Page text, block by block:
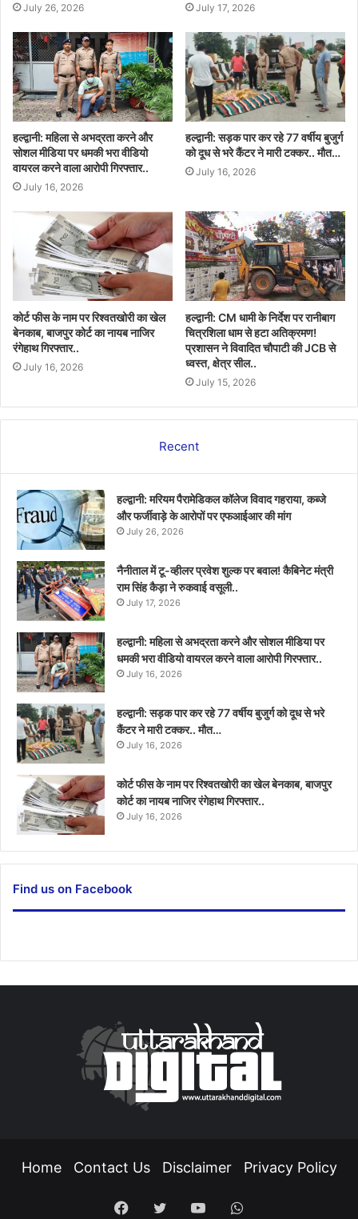
July 26, 2026 July 17, 2026
हल्द्वानी: महिला से अभद्रता करने और
सोशल मीडिया पर धमकी भरा वीडियो
वायरल करने वाला आरोपी गिरफ्तार..
July 16, 2026
हल्द्वानी: सड़क पार कर रहे 77 वर्षीय बुजुर्ग
को दूध से भरे कैंटर ने मारी टक्कर.. मौत…
July 16, 2026
कोर्ट फीस के नाम पर रिश्वतखोरी का खेल
बेनकाब, बाजपुर कोर्ट का नायब नाजिर
रंगेहाथ गिरफ्तार..
July 16, 2026
हल्द्वानी: CM धामी के निर्देश पर रानीबाग
चित्रशिला धाम से हटा अतिक्रमण!
प्रशासन ने विवादित चौपाटी की JCB से
ध्वस्त, क्षेत्र सील..
July 15, 2026
Recent
हल्द्वानी: मरियम पैरामेडिकल कॉलेज विवाद गहराया, कब्जे
और फर्जीवाड़े के आरोपों पर एफआईआर की मांग
July 26, 2026
नैनीताल में टू-व्हीलर प्रवेश शुल्क पर बवाल! कैबिनेट मंत्री
राम सिंह कैड़ा ने रुकवाई वसूली..
July 17, 2026
हल्द्वानी: महिला से अभद्रता करने और सोशल मीडिया पर
धमकी भरा वीडियो वायरल करने वाला आरोपी गिरफ्तार..
July 16, 2026
हल्द्वानी: सड़क पार कर रहे 77 वर्षीय बुजुर्ग को दूध से भरे
कैंटर ने मारी टक्कर.. मौत…
July 16, 2026
कोर्ट फीस के नाम पर रिश्वतखोरी का खेल बेनकाब, बाजपुर
कोर्ट का नायब नाजिर रंगेहाथ गिरफ्तार..
July 16, 2026
Find us on Facebook
Home Contact Us Disclaimer Privacy Policy
Facebook
TwitterYouTubeWhatsApp